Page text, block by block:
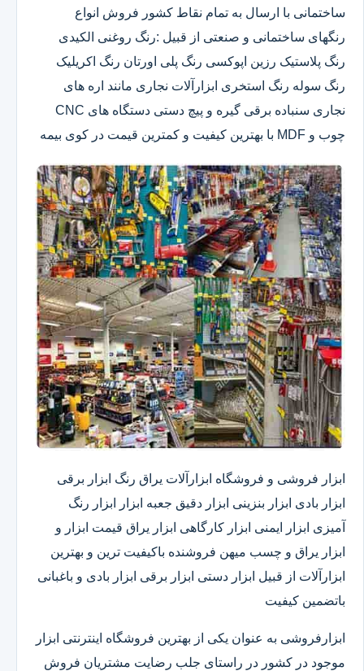
ساختمانی با ارسال به تمام نقاط کشور فروش انواع
رنگهای ساختمانی و صنعتی از قبیل :رنگ روغنی الکیدی
رنگ پلاستیک رزین اپوکسی رنگ پلی اورتان رنگ اکریلیک
رنگ سوله رنگ استخری ابزارآلات نجاری مانند اره های
نجاری سنباده برقی گیره و پیچ دستی دستگاه های CNC
چوب و MDF با بهترین کیفیت و کمترین قیمت در کوی بیمه
ابزار فروشی و فروشگاه ابزارآلات یراق رنگ ابزار برقی
ابزار بادی ابزار بنزینی ابزار دقیق​ جعبه ابزار ابزار رنگ
آمیزی ابزار ایمنی ابزار کارگاهی ابزار یراق قیمت ابزار و
ابزار یراق و چسب میهن فروشنده باکیفیت ترین و بهترین
ابزارآلات از قبیل ابزار دستی ابزار برقی ابزار بادی و باغبانی
باتضمین کیفیت
ابزارفروشی به عنوان یکی از بهترین فروشگاه اینترنتی ابزار
موجود در کشور در راستای جلب رضایت مشتریان فروش